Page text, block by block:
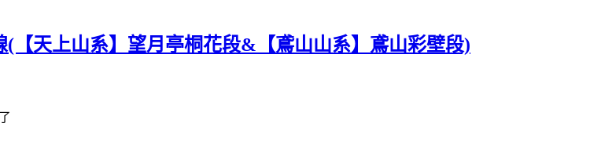
【天上山系】望月亭桐花段&【鳶山山系】鳶山彩壁段)